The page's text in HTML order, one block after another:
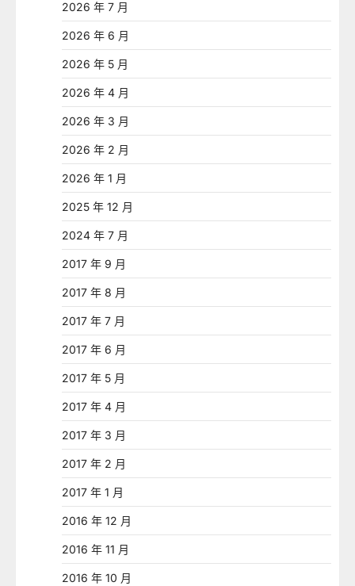
2026 年 7 月
2026 年 6 月
2026 年 5 月
2026 年 4 月
2026 年 3 月
2026 年 2 月
2026 年 1 月
2025 年 12 月
2024 年 7 月
2017 年 9 月
2017 年 8 月
2017 年 7 月
2017 年 6 月
2017 年 5 月
2017 年 4 月
2017 年 3 月
2017 年 2 月
2017 年 1 月
2016 年 12 月
2016 年 11 月
2016 年 10 月